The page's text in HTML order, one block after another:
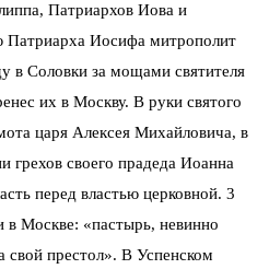
Патриархов Иова и
Патриарха Иосифа митрополит
в Соловки за мощами святителя
их в Москву. В руки святого
царя Алексея Михайловича, в
грехов своего прадеда Иоанна
перед властью церковной. 3
Москве: «пастырь, невинно
свой престол». В Успенском